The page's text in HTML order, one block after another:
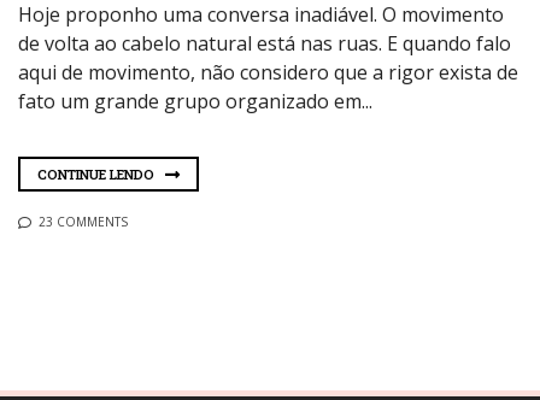
Hoje proponho uma conversa inadiável. O movimento
de volta ao cabelo natural está nas ruas. E quando falo
aqui de movimento, não considero que a rigor exista de
fato um grande grupo organizado em...
CONTINUE LENDO
23 COMMENTS